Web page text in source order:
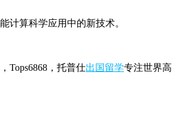
算科学应用中的新技术。
Tops6868，托普仕出国留学专注世界高